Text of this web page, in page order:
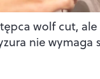
wolf cut, ale
nie wymaga